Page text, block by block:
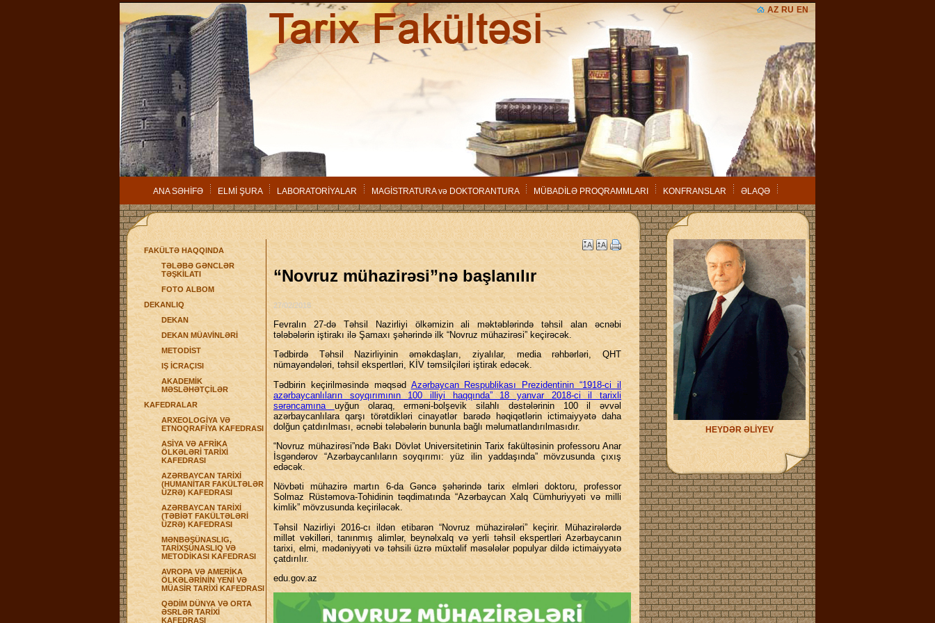
AZ RU EN
ANA SƏHİFƏ ELMİ ŞURA LABORATORİYALAR MAGİSTRATURA və DOKTORANTURA MÜBADİLƏ PROQRAMMLARI KONFRANSLAR ƏLAQƏ
FAKÜLTƏ HAQQINDA
TƏLƏBƏ GƏNCLƏR
TƏŞKİLATI
FOTO ALBOM
DEKANLIQ
DEKAN
DEKAN MÜAVİNLƏRİ
METODİST
IŞ İCRAÇISI
AKADEMİK
MƏSLƏHƏTÇİLƏR
KAFEDRALAR
ARXEOLOGİYA VƏ
ETNOQRAFİYA KAFEDRASI
ASİYA VƏ AFRİKA
ÖLKƏLƏRİ TARİXİ
KAFEDRASI
AZƏRBAYCAN TARİXİ
(HUMANİTAR FAKÜLTƏLƏR
ÜZRƏ) KAFEDRASI
AZƏRBAYCAN TARİXİ
(TƏBİƏT FAKÜLTƏLƏRİ
ÜZRƏ) KAFEDRASI
MƏNBƏŞÜNASLIG,
TARİXŞÜNASLIQ VƏ
METODİKASI KAFEDRASI
AVROPA VƏ AMERİKA
ÖLKƏLƏRİNİN YENİ VƏ
MÜASİR TARİXİ KAFEDRASI
QƏDİM DÜNYA VƏ ORTA
ƏSRLƏR TARİXİ
KAFEDRASI
“Novruz mühazirəsi”nə başlanılır
27/02/2018
Fevralın 27-də Təhsil Nazirliyi ölkəmizin ali məktəblərində təhsil alan əcnəbi
tələbələrin iştirakı ilə Şamaxı şəhərində ilk “Novruz mühazirəsi” keçirəcək.
Tədbirdə Təhsil Nazirliyinin əməkdaşları, ziyalılar, media rəhbərləri, QHT
nümayəndələri, təhsil ekspertləri, KİV təmsilçiləri iştirak edəcək.
Tədbirin keçirilməsində məqsədAzərbaycan Respublikası Prezidentinin “1918-ci il
azərbaycanlıların soyqırımının 100 illiyi haqqında” 18 yanvar 2018-ci il tarixli
sərəncamınauyğun olaraq, erməni-bolşevik silahlı dəstələrinin 100 il əvvəl
azərbaycanlılara qarşı törətdikləri cinayətlər barədə həqiqətlərin ictimaiyyətə daha
dolğun çatdırılması, əcnəbi tələbələrin bununla bağlı məlumatlandırılmasıdır.
“Novruz mühazirəsi”ndə Bakı Dövlət Universitetinin Tarix fakültəsinin professoru Anar
İsgəndərov “Azərbaycanlıların soyqırımı: yüz ilin yaddaşında” mövzusunda çıxış
edəcək.
Növbəti mühazirə martın 6-da Gəncə şəhərində tarix elmləri doktoru, professor
Solmaz Rüstəmova-Tohidinin təqdimatında “Azərbaycan Xalq Cümhuriyyəti və milli
kimlik” mövzusunda keçiriləcək.
Təhsil Nazirliyi 2016-cı ildən etibarən “Novruz mühazirələri” keçirir. Mühazirələrdə
millət vəkilləri, tanınmış alimlər, beynəlxalq və yerli təhsil ekspertləri Azərbaycanın
tarixi, elmi, mədəniyyəti və təhsili üzrə müxtəlif məsələlər populyar dildə ictimaiyyətə
çatdırılır.
edu.gov.az
HEYDƏR ƏLİYEV